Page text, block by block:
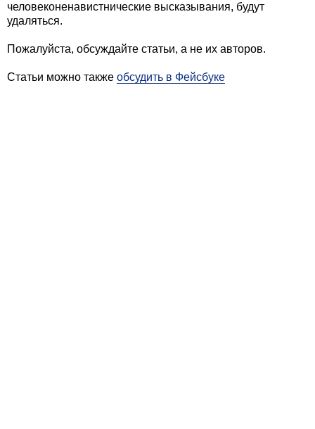
человеконенавистнические высказывания, будут
удаляться.
Пожалуйста, обсуждайте статьи, а не их авторов.
Статьи можно также обсудить в Фейсбуке